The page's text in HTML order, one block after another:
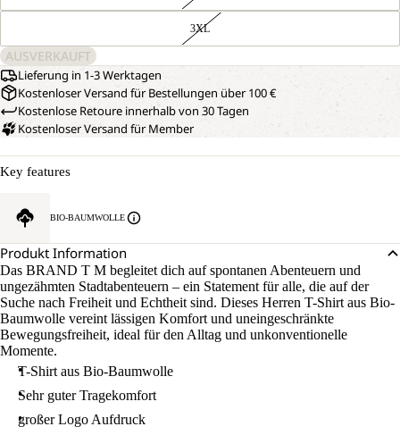
BILD
IM
IST
GROSS U
ND T
RÖSSE L
3XL
AUSVERKAUFT
Lieferung in 1-3 Werktagen
Kostenloser Versand für Bestellungen über 100 €
Kostenlose Retoure innerhalb von 30 Tagen
Kostenloser Versand für Member
Key features
BIO-BAUMWOLLE
Produkt Information
Das BRAND T M begleitet dich auf spontanen Abenteuern und
ungezähmten Stadtabenteuern – ein Statement für alle, die auf der
Suche nach Freiheit und Echtheit sind. Dieses Herren T-Shirt aus Bio-
Baumwolle vereint lässigen Komfort und uneingeschränkte
Bewegungsfreiheit, ideal für den Alltag und unkonventionelle
Momente.
T-Shirt aus Bio-Baumwolle
Sehr guter Tragekomfort
großer Logo Aufdruck